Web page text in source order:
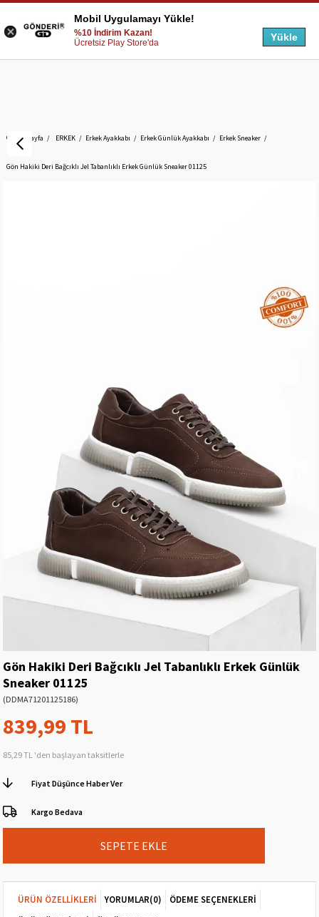
Anasayfa ERKEK Erkek Ayakkabı Erkek Günlük Ayakkabı Erkek Sneaker
Gön Hakiki Deri Bağcıklı Jel Tabanlıklı Erkek Günlük Sneaker 01125
Gön Hakiki Deri Bağcıklı Jel Tabanlıklı Erkek Günlük
Sneaker 01125
(DDMA71201125186)
839,99 TL
85,29 TL 'den başlayan taksitlerle
Fiyat Düşünce Haber Ver
Kargo Bedava
ÜRÜN ÖZELLIKLERI YORUMLAR(0)
ÖDEME SEÇENEKLERI
Mobil Uygulamayı Yükle!
%10 İndirim Kazan!
Ücretsiz Play Store'da
Yükle